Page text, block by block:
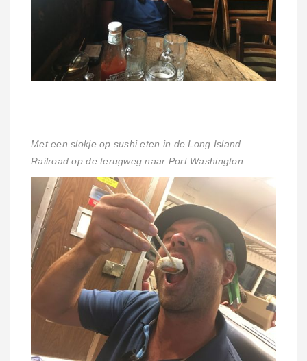
Met een slokje op sushi eten in de Long Island
Railroad op de terugweg naar Port Washington